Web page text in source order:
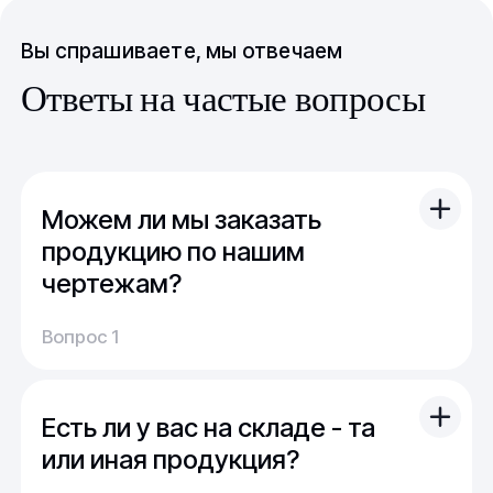
Вы спрашиваете, мы отвечаем
Ответы на частые вопросы
Можем ли мы заказать
продукцию по нашим
чертежам?
Вы можете отправить свой чертеж/проект
(в т.ч. примерный) с техническим заданием.
Мы можем изготовить для вас как мелкую
продукцию (метизы, точеные отводы,
детали), так и большие изделия
Вопрос 1
Есть ли у вас на складе - та
или иная продукция?